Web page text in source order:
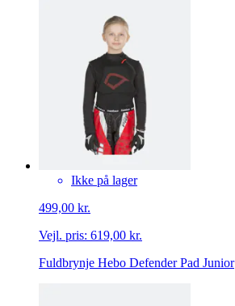
Ikke på lager
499,00 kr.
Vejl. pris: 619,00 kr.
Fuldbrynje Hebo Defender Pad Junior